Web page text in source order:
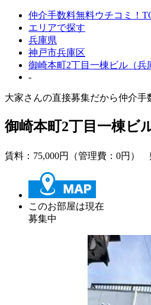
仲介手数料無料ウチコミ！
エリアで探す
兵庫県
神戸市兵庫区
御崎本町2丁目一棟ビル（兵
-
大家さんの直接募集だから仲介手
御崎本町2丁目一棟ビ
賃料： 75,000円（管理費：0円）
このお部屋は現在
募集中